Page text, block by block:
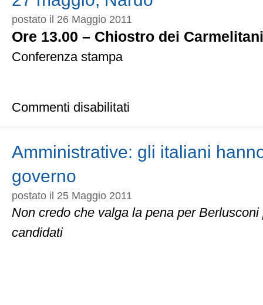
postato il 26 Maggio 2011
Ore 13.00 – Chiostro dei Carmelitani
Conferenza stampa
Commenti disabilitati
Amministrative: gli italiani
governo
postato il 25 Maggio 2011
Non credo che valga la pena per
candidati